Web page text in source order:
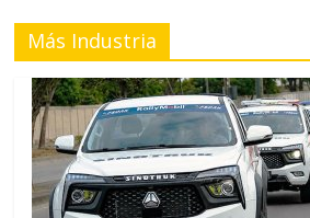
Más Industria